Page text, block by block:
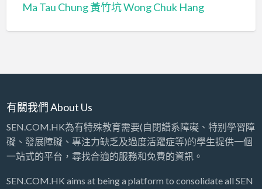
Ma Tau Chung黃竹坑 Wong Chuk Hang
有關我們 About Us
SEN.COM.HK為有特殊教育需要(自閉譜系障礙、特别學習障
礙、發展障礙、專注力缺乏及過度活躍症等)的學生提供一個
一站式的平台，尋找合適的服務和免費的資訊。
SEN.COM.HK aims at being a platform to consolidate all SEN